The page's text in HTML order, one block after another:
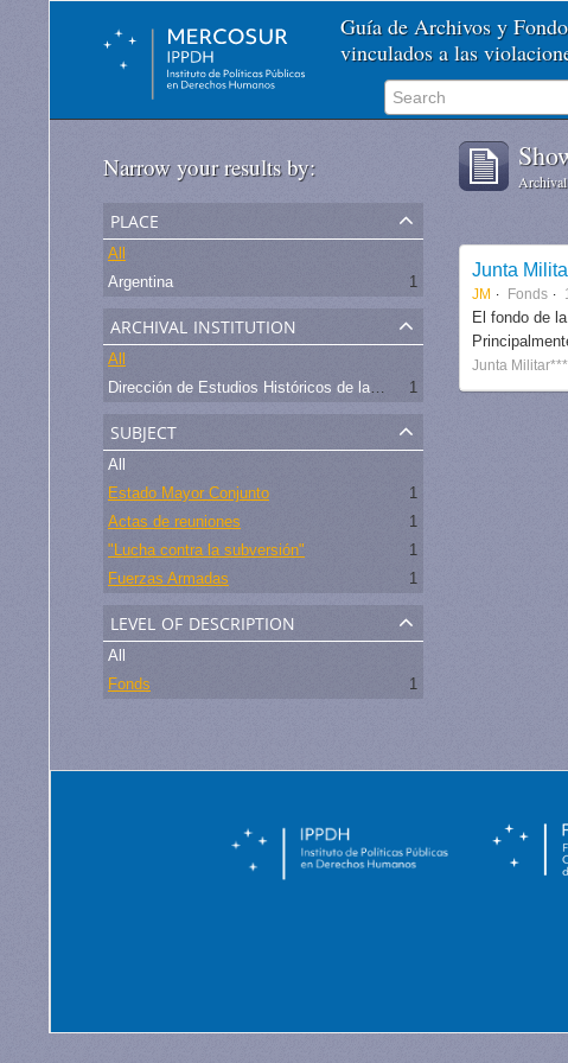
Guía de Archivos y
vinculados a las
Narrow your results by:
place
All
Argentina
1
archival institution
All
Dirección de Estudios Históricos de la Fuerza Aérea
1
subject
All
Estado Mayor Conjunto
1
Actas de reuniones
1
"Lucha contra la subversión"
1
Fuerzas Armadas
1
level of description
All
Fonds
1
Junta
JM Fonds
El fondo de
Junta Militar***